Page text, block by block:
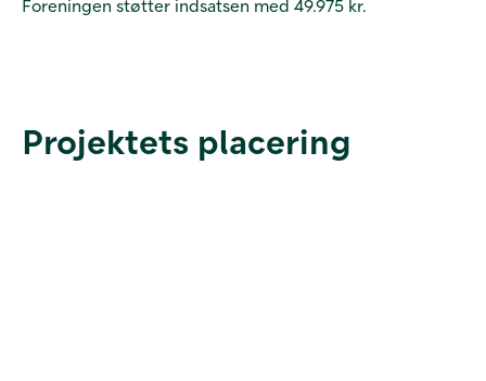
Foreningen støtter indsatsen med 49.975 kr.
Projektets placering